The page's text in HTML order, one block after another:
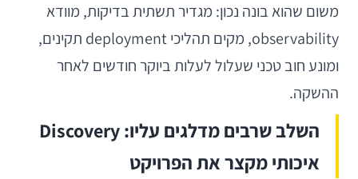
משום שהוא בונה נכון: מגדיר תשתית בדיקות, מוודא
observability, מקים תהליכי deployment תקינים,
ומונע חוב טכני שעלול לעלות ביוקר חודשים לאחר
ההשקה.
השלב שרבים מדלגים עליו: Discovery
איכותי מקצר את הפרויקט